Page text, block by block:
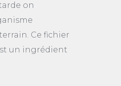
on
Ce fichier
un ingrédient